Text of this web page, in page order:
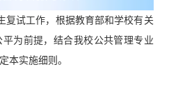
复试工作，根据教育部和学校有关
为前提，结合我校公共管理专业
本实施细则。